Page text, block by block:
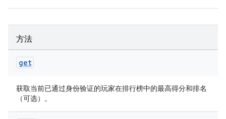
方法
get
获取当前已通过身份验证的玩家在排行榜中的最高得分和排名
（可选）。